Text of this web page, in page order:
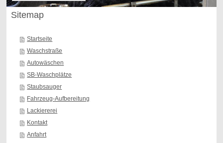
Sitemap
Startseite
Waschstraße
Autowäschen
SB-Waschplätze
Staubsauger
Fahrzeug-Aufbereitung
Lackiererei
Kontakt
Anfahrt